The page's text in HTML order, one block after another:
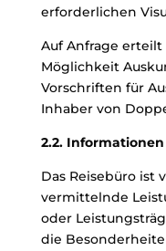
erforderlichen
Auf Anfrage erteilt
Möglichkeit
Vorschriften für
Inhaber von
2.2.
Das Reisebüro ist
vermittelnde
oder
die